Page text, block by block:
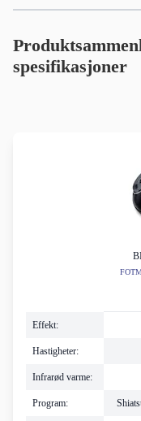
spesifikasjoner
Effekt:
Hastigheter:
Infrarød varme:
Program: